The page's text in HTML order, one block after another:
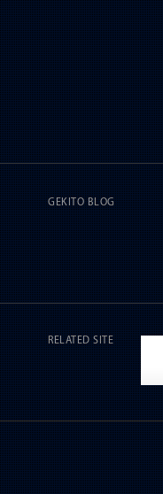
GEKITO BLOG
RELATED SITE